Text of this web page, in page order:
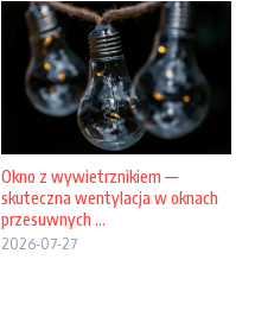
Okno z wywietrznikiem —
skuteczna wentylacja w oknach
przesuwnych ...
2026-07-27